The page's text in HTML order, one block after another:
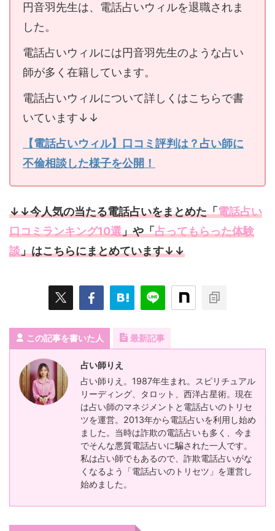
円音羽先生は、電話占いウィルを退職されま
した。
電話占いウィルには円音羽先生のような占い
師が多く在籍しています。
電話占いウィルについて詳しくはこちらで書
いています↓↓
【電話占いウィル】口コミ評判は？占い師に
不倫相談した様子を公開！
↓↓今人気の当たる電話占いをまとめた「電話占い
口コミランキング10選」や「占ってもらった体験
談」はこちらにまとめています↓↓
この記事を書いた人 最新記事
占い師りえ
占い師りえ。1987年生まれ。スピリチュアル
リーディング、タロット、西洋占星術。現在
は占い師のマネジメントと電話占いのトリセ
ツを運営。2013年から電話占いを利用し始め
ました。当時は詐欺の電話占いも多く、今ま
でそんな悪質電話占いに騙された一人です。
私は占い師でもあるので、詐欺電話占いがな
くなるよう「電話占いのトリセツ」を運営し
始めました。